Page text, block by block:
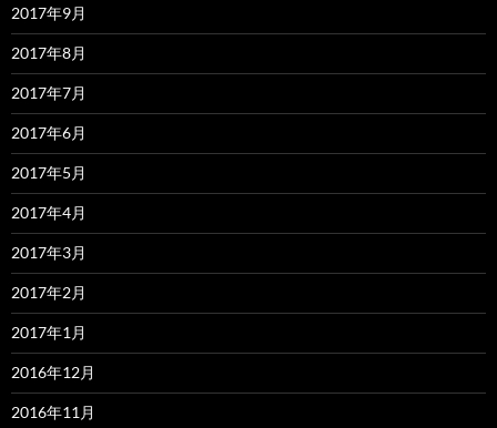
2017年9月
2017年8月
2017年7月
2017年6月
2017年5月
2017年4月
2017年3月
2017年2月
2017年1月
2016年12月
2016年11月